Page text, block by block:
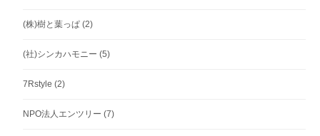
(株)樹と葉っぱ (2)
(社)シンカハモニー (5)
7Rstyle (2)
NPO法人エンツリー (7)